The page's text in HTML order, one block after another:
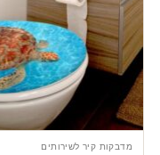
מדבקות קיר לשירותים